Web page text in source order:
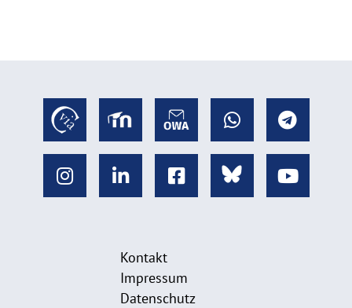
Kontakt
Impressum
Datenschutz